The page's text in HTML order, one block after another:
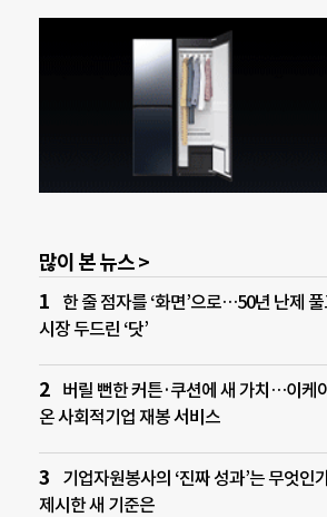
많이 본 뉴스 >
한 줄 점자를 ‘화면’으로…50년 난제 풀
시장 두드린 ‘닷’
버릴 뻔한 커튼·쿠션에 새 가치…이케
온 사회적기업 재봉 서비스
기업자원봉사의 ‘진짜 성과’는 무엇인
제시한 새 기준은